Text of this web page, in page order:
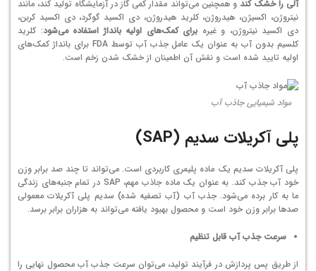
آلی را خشک کند و همچنین می‌تواند مقدار کمی گاز در آزمایشگاه تولید کند، مانند
نیتروژن، اکسیژن، هیدروژن، کلرید هیدروژن، دی اکسید گوگرد، دی اکسید کربن،
دی اکسید نیتروژن، و غیره برای کمک‌های اولیه بانداژ استفاده می‌شود: کلرید
کلسیم بدون آب به عنوان یک عامل جذب آب توسط FDA برای بانداژ کمک‌های
اولیه تایید شده است و نقش آن اطمینان از خشک شدن زخم است.
مواد شیمیایی جاذب آب
پلی آکریلات سدیم (SAP)
پلی آکریلات سدیم یک ماده پلیمری کاربردی است. می‌تواند تا چند صد برابر وزن
خود آب جذب کند. به عنوان یک ماده جاذب مهم، SAP در تمام جنبه‌های زندگی
ما به کار برده می‌شود. جذب آب (آب تصفیه شده) سدیم پلی آکریلات معمولی
صدها برابر وزن خود است و محصول بهبود یافته می‌تواند به هزاران برابر برسد.
سرعت جذب آب قابل تنظیم
از طریق پس پردازش در فرآیند تولید، می‌توان سرعت جذب آب محصول نهایی را